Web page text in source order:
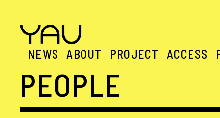
NEWS ABOUT PROJECT ACCESS
PEOPLE